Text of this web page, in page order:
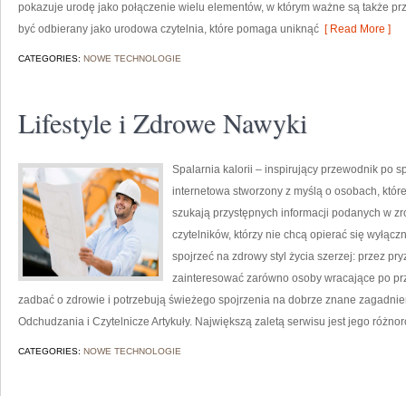
pokazuje urodę jako połączenie wielu elementów, w którym ważne są także
być odbierany jako urodowa czytelnia, które pomaga uniknąć [ Read More ]
CATEGORIES: NOWE TECHNOLOGIE
Lifestyle i Zdrowe Nawyki
Spalarnia kalorii – inspirujący przewodnik po
internetowa stworzony z myślą o osobach,
szukają przystępnych informacji podanych w
czytelników, którzy nie chcą opierać się
spojrzeć na zdrowy styl życia szerzej: przez
zainteresować zarówno osoby wracające po
zadbać o zdrowie i potrzebują świeżego spojrzenia na dobrze znane
Odchudzania i Czytelnicze Artykuły. Największą zaletą serwisu jest jego
CATEGORIES: NOWE TECHNOLOGIE